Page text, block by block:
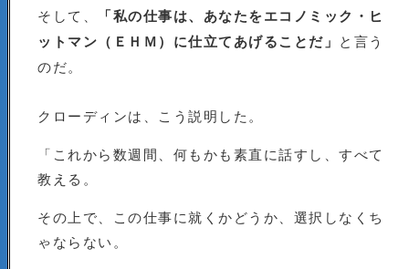
そして、
「私の仕事は、あなたをエコノミック・ヒ
ットマン（ＥＨＭ）に仕立てあげることだ」 と言う
のだ。
クローディンは、こう説明した。
「これから数週間、何もかも素直に話すし、すべて
教える。
その上で、この仕事に就くかどうか、選択しなくち
ゃならない。